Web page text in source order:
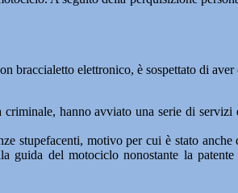
braccialetto elettronico, è sospettato di
hanno avviato una serie di servizi
stupefacenti, motivo per cui è stato
del motociclo nonostante la patente